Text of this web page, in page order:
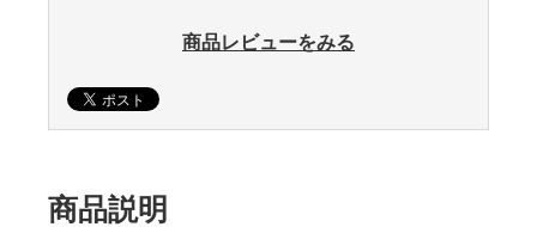
商品レビューをみる
商品説明